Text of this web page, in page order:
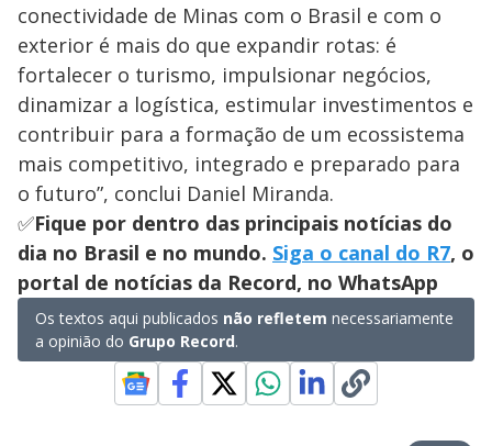
conectividade de Minas com o Brasil e com o
exterior é mais do que expandir rotas: é
fortalecer o turismo, impulsionar negócios,
dinamizar a logística, estimular investimentos e
contribuir para a formação de um ecossistema
mais competitivo, integrado e preparado para
o futuro”, conclui Daniel Miranda.
✅Fique por dentro das principais notícias do
dia no Brasil e no mundo. Siga o canal do R7, o
portal de notícias da Record, no WhatsApp
Os textos aqui publicados não refletem necessariamente
a opinião do Grupo Record.